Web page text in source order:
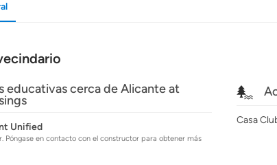
educativas cerca de Alicante at
Unified
Póngase en contacto con el constructor para obtener más
Casa